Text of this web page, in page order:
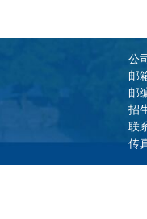
公
邮
邮
招
联
传